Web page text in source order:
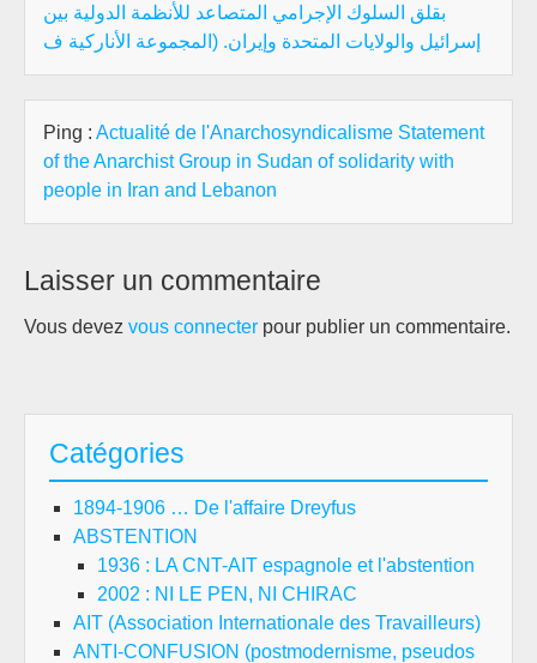
بقلق السلوك الإجرامي المتصاعد للأنظمة الدولية بين
إسرائيل والولايات المتحدة وإيران. (المجموعة الأناركية ف
Ping : Actualité de l'Anarchosyndicalisme Statement
of the Anarchist Group in Sudan of solidarity with
people in Iran and Lebanon
Laisser un commentaire
Vous devez vous connecter pour publier un commentaire.
Catégories
1894-1906 … De l'affaire Dreyfus
ABSTENTION
1936 : LA CNT-AIT espagnole et l'abstention
2002 : NI LE PEN, NI CHIRAC
AIT (Association Internationale des Travailleurs)
ANTI-CONFUSION (postmodernisme, pseudos